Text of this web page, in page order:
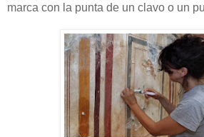
marca con la punta de un clavo o un